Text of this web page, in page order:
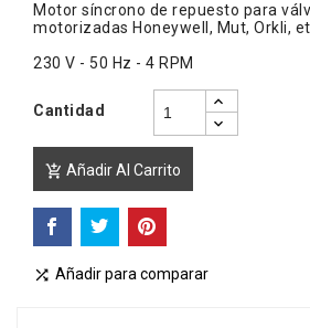
Motor síncrono de repuesto para
motorizadas Honeywell, Mut, Orkli,
230 V - 50 Hz - 4 RPM
Cantidad
 Añadir Al Carrito
 Añadir para comparar